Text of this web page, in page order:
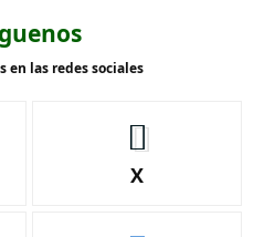
en las redes sociales
X